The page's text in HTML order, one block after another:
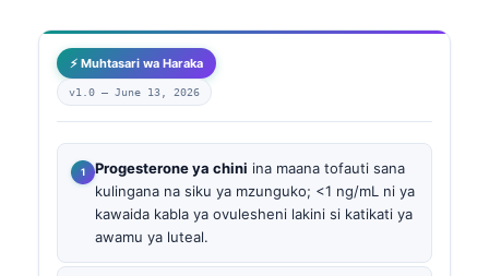
⚡ Muhtasari wa Haraka
v1.0 — June 13, 2026
Progesterone ya chini ina maana tofauti sana
kulingana na siku ya mzunguko; <1 ng/mL ni ya
kawaida kabla ya ovulesheni lakini si katikati ya
awamu ya luteal.